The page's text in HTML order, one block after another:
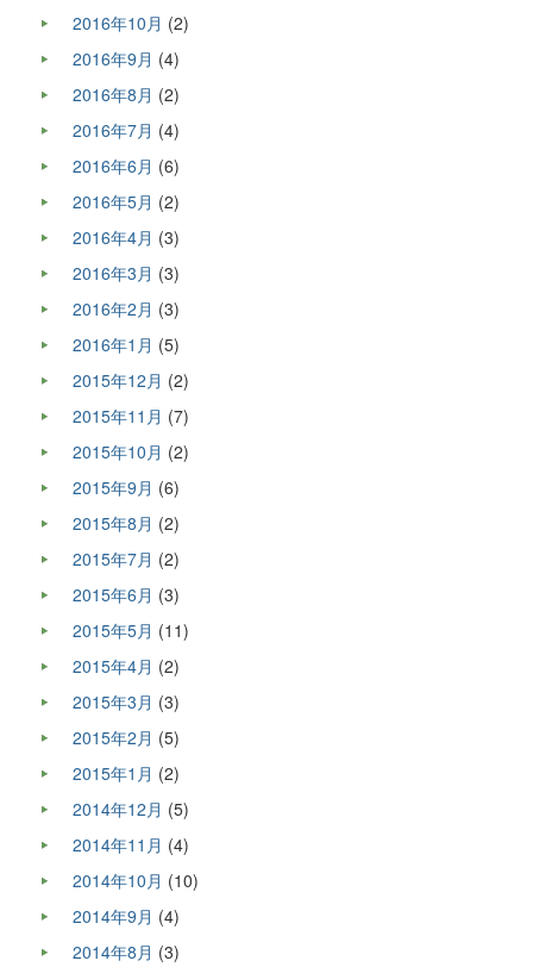
2016年10月 (2)
2016年9月 (4)
2016年8月 (2)
2016年7月 (4)
2016年6月 (6)
2016年5月 (2)
2016年4月 (3)
2016年3月 (3)
2016年2月 (3)
2016年1月 (5)
2015年12月 (2)
2015年11月 (7)
2015年10月 (2)
2015年9月 (6)
2015年8月 (2)
2015年7月 (2)
2015年6月 (3)
2015年5月 (11)
2015年4月 (2)
2015年3月 (3)
2015年2月 (5)
2015年1月 (2)
2014年12月 (5)
2014年11月 (4)
2014年10月 (10)
2014年9月 (4)
2014年8月 (3)